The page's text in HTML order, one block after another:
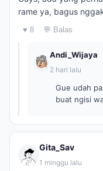
rame ya, bagus
♥ 8 💬 Balas
Andi_Wijaya
2 hari lalu
Gue udah
buat ngisi
Gita_Sav
1 minggu lalu